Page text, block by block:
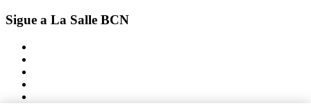
Sigue a La Salle BCN